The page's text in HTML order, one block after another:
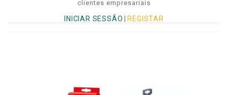
clientes empresariais
INICIAR SESSÃO |REGISTAR